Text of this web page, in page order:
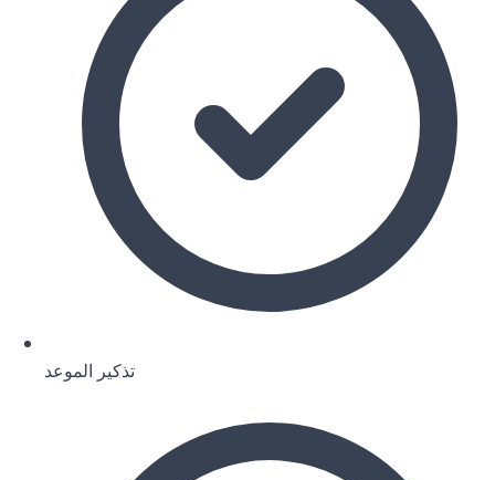
تذكير الموعد